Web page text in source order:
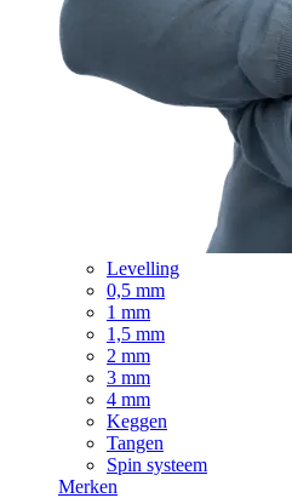
Levelling
0,5 mm
1 mm
1,5 mm
2 mm
3 mm
4 mm
Keggen
Tangen
Spin systeem
Merken